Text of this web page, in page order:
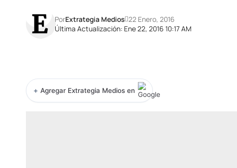
Última Actualización: Ene 22, 2016 10:17 AM
PorExtrategia Medios 22 Enero, 2016
+ Agregar Extrategia Medios en